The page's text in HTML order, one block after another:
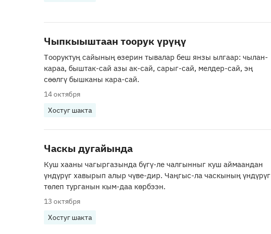
Чыпкыыштаан тоорук үрүңү
Тооруктуң сайының өзерин тывалар беш янзы ылгаар: чылан-
караа, быштак-сай азы ак-сай, сарыг-сай, мелдер-сай, эң
сөөлгү бышканы кара-сай.
14 октября
Хостуг шакта
Часкы дугайында
Куш хааны чагыргазында бүгү-ле чалгынныг куш аймаандан
үндүрүг хавырып алыр чүве-дир. Чаңгыс-ла часкының үндүрүг
төлеп турганын кым-даа көрбээн.
13 октября
Хостуг шакта